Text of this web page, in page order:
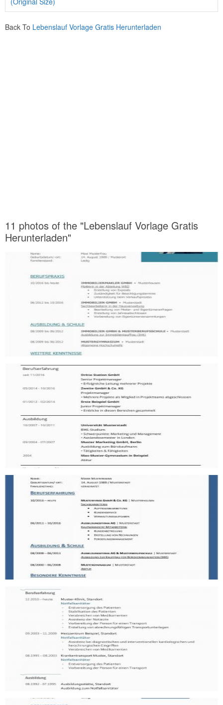
Back To Lebenslauf Vorlage Gratis Herunterladen
11 photos of the "Lebenslauf Vorlage Gratis
Herunterladen"